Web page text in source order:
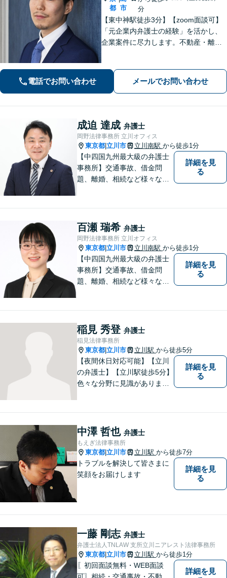
都 市
分
【東中神駅徒歩3分】【zoom面談可】
「元企業内弁護士の経験」を活かし、
企業案件に尽力します。不動産・離婚
し問題に真摯に向き合います。【韓国
電話でお問い合わせ メールでお問い合わせ
成迫 達成 弁護士
岡野法律事務所 立川オフィス
東京都 立川市 立川南駅 から徒歩1分
【中四国九州最大級の弁護士
事務所】交通事故、借金問
題、離婚、相続など様々な問
い！
詳細を見
る
百瀬 瑞希 弁護士
岡野法律事務所 立川オフィス
東京都 立川市 立川南駅 から徒歩1分
【中四国九州最大級の弁護士
事務所】交通事故、借金問
題、離婚、相続など様々な問
い！
詳細を見
る
稲見 秀登 弁護士
稲見法律事務所
東京都 立川市 立川駅 から徒歩5分
【夜間休日対応可能】【立川
の弁護士】【立川駅徒歩5分】
色々な分野に見識がありま
詳細を見
る
中澤 哲也 弁護士
もえぎ法律事務所
東京都 立川市 立川駅 から徒歩7分
トラブルを解決して皆さまに
笑顔をお届けします
詳細を見
る
一藤 剛志 弁護士
弁護士法人TNLAW 支所立川ニアレスト法律事務所
東京都 立川市 立川駅 から徒歩1分
〖初回面談無料・WEB面談
可〗相続・交通事故・不動
詳細を見